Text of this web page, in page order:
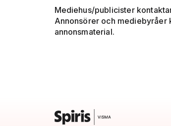
Mediehus/publicister
Annonsörer och mediebyråer
annonsmaterial.